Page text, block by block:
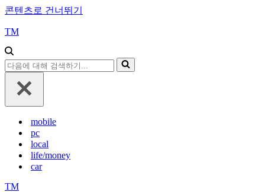
콘텐츠로 건너뛰기
TM
다
음
mobile
pc
local
life/money
car
TM